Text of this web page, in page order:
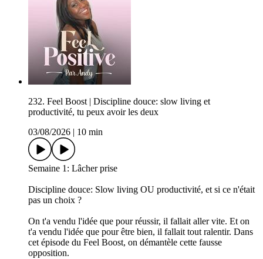
232. Feel Boost | Discipline douce: slow living et
productivité, tu peux avoir les deux
03/08/2026
10 min
Semaine 1: Lâcher prise
Discipline douce: Slow living OU productivité, et si ce n'était
pas un choix ?
On t'a vendu l'idée que pour réussir, il fallait aller vite. Et on
t'a vendu l'idée que pour être bien, il fallait tout ralentir. Dans
cet épisode du Feel Boost, on démantèle cette fausse
opposition.